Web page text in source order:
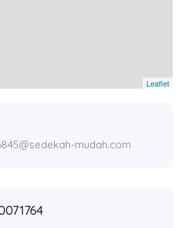
Leaflet
mudah.com